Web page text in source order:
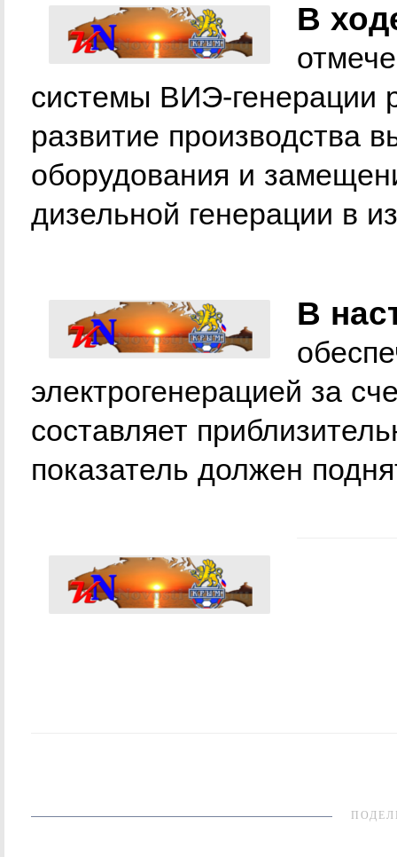
В
системы ВИЭ-генерации
развитие производства
оборудования и
дизельной генерации в
В
электрогенерацией за
составляет
показатель должен